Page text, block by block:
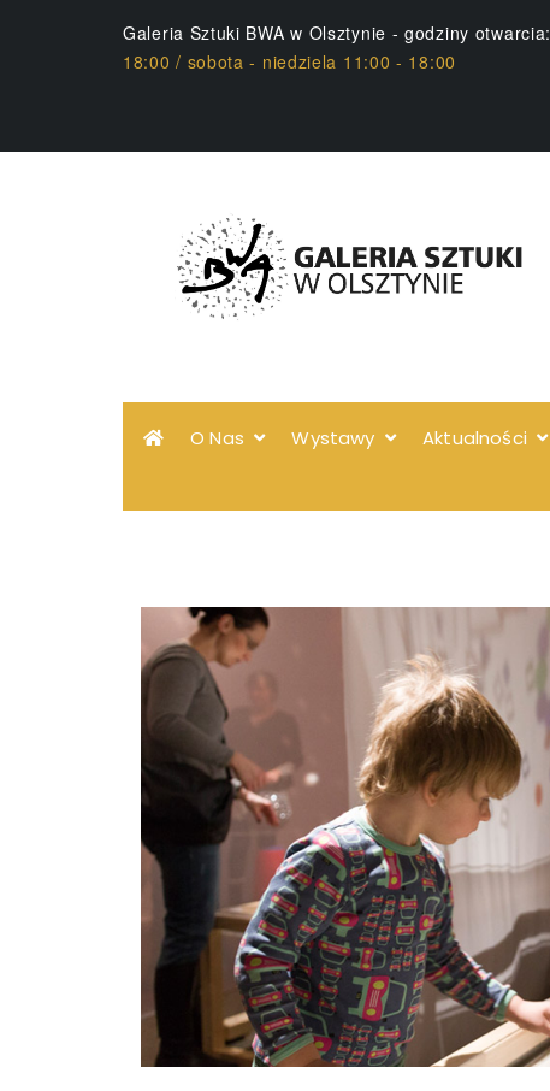
Galeria Sztuki BWA w Olsztynie - godziny otwarcia:
18:00 / sobota - niedziela 11:00 - 18:00
O Nas Wystawy Aktualności